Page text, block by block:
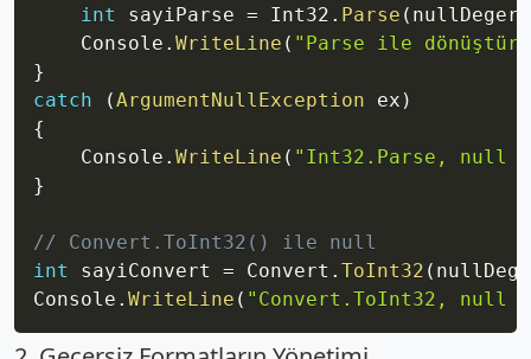
int
sayiParse = Int32 . Parse ( nullDeger
    Console
. WriteLine ( "Parse ile
}
catch
(ArgumentNullException ex )
{
    Console
. WriteLine ( "Int32.Parse, null
}
// Convert.ToInt32() ile null
int
sayiConvert = Convert . ToInt32 (
Console . WriteLine ( "Convert.ToInt32, null